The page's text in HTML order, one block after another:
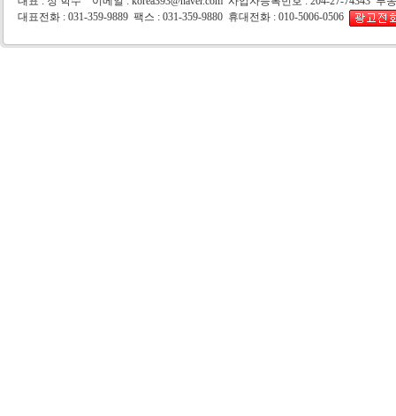
대표전화 : 031-359-9889 팩스 : 031-359-9880 휴대전화 : 010-5006-0506